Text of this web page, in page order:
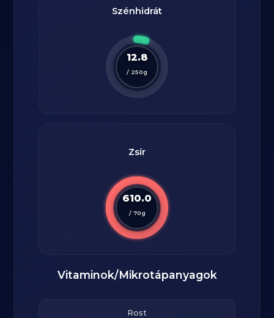
Szénhidrát
12.8
/ 250g
Zsír
610.0
/ 70g
Vitaminok/Mikrotápanyagok
Rost